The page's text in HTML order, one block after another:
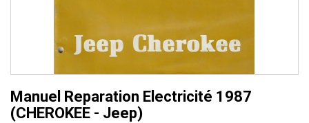
Manuel Reparation Electricité 1987
(CHEROKEE - Jeep)